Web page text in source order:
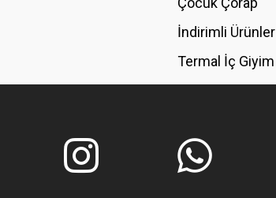
İndirimli Ürünler
Termal İç Giyim